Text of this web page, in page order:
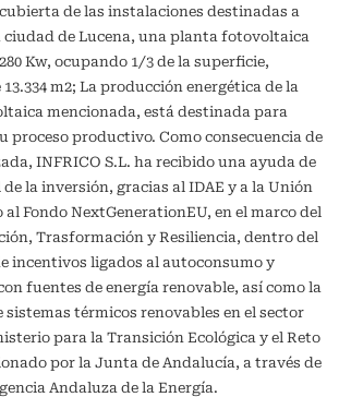
de las instalaciones destinadas a
ciudad de Lucena, una planta fotovoltaica
Kw, ocupando 1/3 de la superficie,
m2; La producción energética de la
mencionada, está destinada para
proceso productivo. Como consecuencia de
INFRICO S.L. ha recibido una ayuda de
de la inversión, gracias al IDAE y a la Unión
al Fondo NextGenerationEU, en el marco del
Trasformación y Resiliencia, dentro del
incentivos ligados al autoconsumo y
fuentes de energía renovable, así como la
térmicos renovables en el sector
para la Transición Ecológica y el Reto
por la Junta de Andalucía, a través de
Andaluza de la Energía.